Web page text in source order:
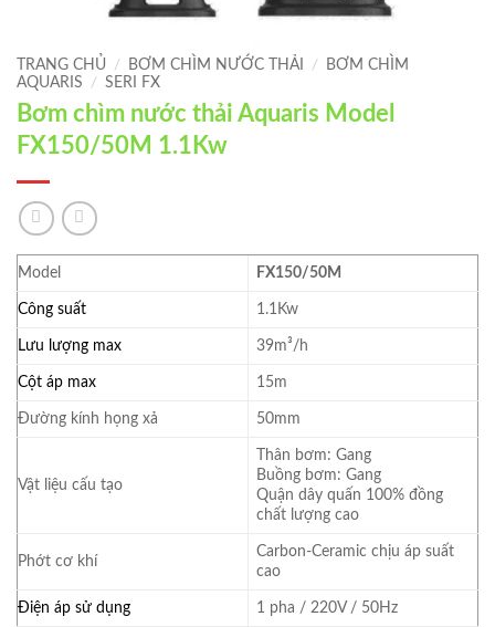
TRANG CHỦ / BƠM CHÌM NƯỚC THẢI /
BƠM CHÌM
AQUARIS
/ SERI FX
Bơm chìm nước thải Aquaris Model
FX150/50M 1.1Kw
Model FX150/50M
Công suất 1.1Kw
Lưu lượng max 39m³/h
Cột áp max 15m
Đường kính họng xả 50mm
Vật liệu cấu tạo
Thân bơm: Gang
Buồng bơm: Gang
Quận dây quấn 100% đồng
chất lượng cao
Phớt cơ khí
Carbon-Ceramic chịu áp suất
cao
Điện áp sử dụng 1 pha / 220V / 50Hz